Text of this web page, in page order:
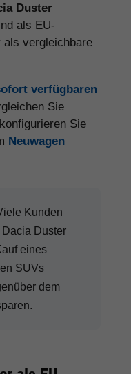
Duster
als EU-
als vergleichbare
verfügbaren
Sie
Sie
Neuwagen
Kunden
Duster
eines
SUVs
dem